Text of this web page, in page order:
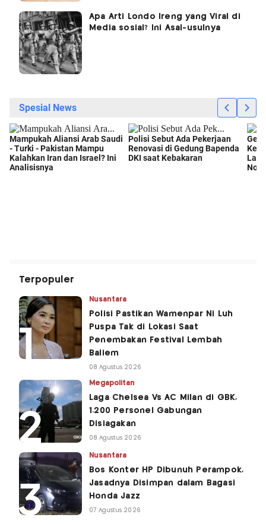
Apa Arti Londo Ireng yang Viral di
Media sosial? Ini Asal-usulnya
Terpopuler
Nusantara
Polisi Pastikan Wamenpar Ni Luh
Puspa Tak di Lokasi Saat
Penembakan Festival Lembah
Baliem
08 Agustus 2026
Megapolitan
Laga Chelsea Vs AC Milan di GBK,
1.200 Personel Gabungan
Disiagakan
08 Agustus 2026
Nusantara
Bos Konter HP Dibunuh Perampok,
Jasadnya Disimpan dalam Bagasi
Honda Jazz
07 Agustus 2026